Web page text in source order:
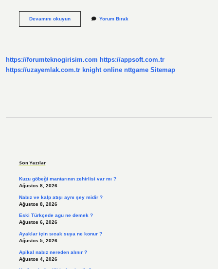
Devamını okuyunTelefon
Yorum Bırak
https://forumteknogirisim.com https://appsoft.com.tr
https://uzayemlak.com.tr knight online nttgame Sitemap
Son Yazılar
Kuzu göbeği mantarının zehirlisi var mı ?
Ağustos 8, 2026
Nabız ve kalp atışı aynı şey midir ?
Ağustos 8, 2026
Eski Türkçede agu ne demek ?
Ağustos 6, 2026
Ayaklar için sıcak suya ne konur ?
Ağustos 5, 2026
Apikal nabız nereden alınır ?
Ağustos 4, 2026